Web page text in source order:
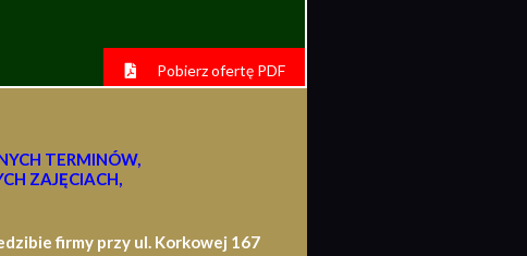
Pobierz ofertę PDF
TERMINÓW,
ZAJĘCIACH,
firmy przy ul. Korkowej 167